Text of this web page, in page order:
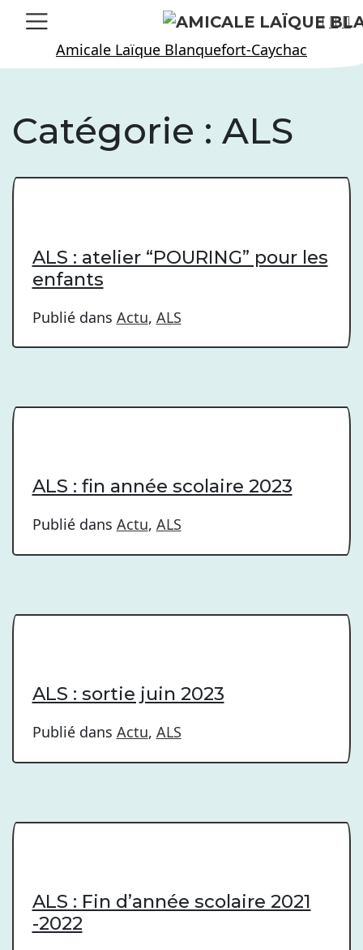
Skip
Amicale Laïque Blanquefort-Caychac
Catégorie : ALS
ALS : atelier “POURING” pour les
enfants
Publié dans Actu, ALS
ALS : fin année scolaire 2023
Publié dans Actu, ALS
ALS : sortie juin 2023
Publié dans Actu, ALS
ALS : Fin d’année scolaire 2021
-2022